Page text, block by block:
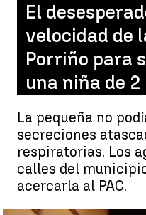
El
velocidad de
Porriño para
una niña de 2
La pequeña no
secreciones
respiratorias. Los
calles del
acercarla al PAC.